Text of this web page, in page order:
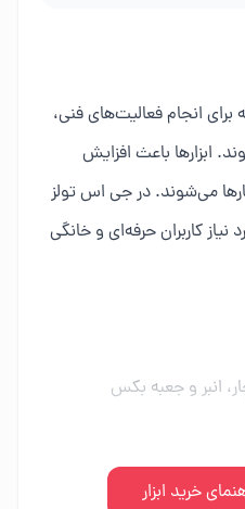
برای انجام فعالیت‌های فنی،
ابزارها باعث افزایش
می‌شوند. در جی اس تولز
نیاز کاربران حرفه‌ای و خانگی
انبر و جعبه بکس
و تجهیزات پنوماتیک
خرید ابزار